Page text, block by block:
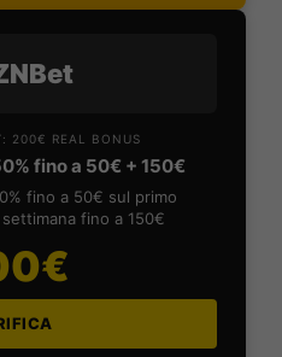
200€ REAL BONUS
fino a 50€ + 150€
fino a 50€ sul primo
fino a 150€